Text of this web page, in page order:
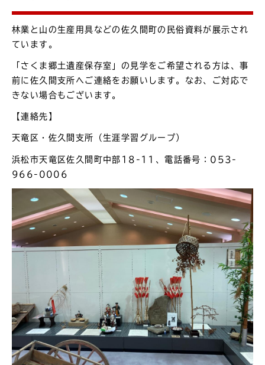
林業と山の生産用具などの佐久間町の民俗資料が展示され
ています。
「さくま郷土遺産保存室」の見学をご希望される方は、事
前に佐久間支所へご連絡をお願いします。なお、ご対応で
きない場合もございます。
【連絡先】
天竜区・佐久間支所（生涯学習グループ）
浜松市天竜区佐久間町中部18-11、電話番号：053-
966-0006